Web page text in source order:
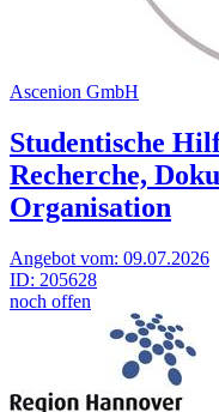
Asce­nion GmbH
Studentische
Recherche,
Organisation
Angebot vom: 09.07.2026
ID: 205628
noch offen